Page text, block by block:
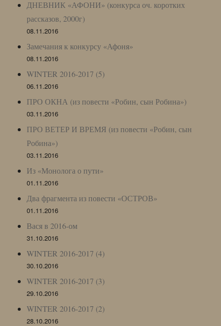
ДНЕВНИК «АФОНИ» (конкурса оч. коротких
рассказов, 2000г)
08.11.2016
Замечания к конкурсу «Афоня»
08.11.2016
WINTER 2016-2017 (5)
06.11.2016
ПРО ОКНА (из повести «Робин, сын Робина»)
03.11.2016
ПРО ВЕТЕР И ВРЕМЯ (из повести «Робин, сын
Робина»)
03.11.2016
Из «Монолога о пути»
01.11.2016
Два фрагмента из повести «ОСТРОВ»
01.11.2016
Вася в 2016-ом
31.10.2016
WINTER 2016-2017 (4)
30.10.2016
WINTER 2016-2017 (3)
29.10.2016
WINTER 2016-2017 (2)
28.10.2016